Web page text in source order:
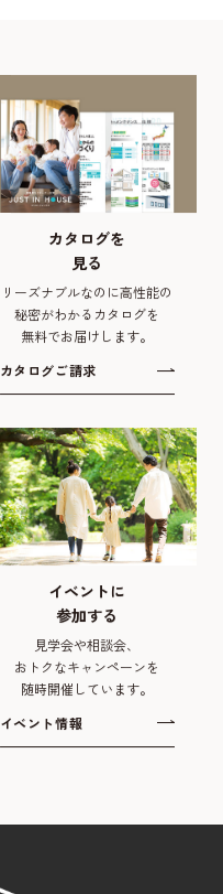
カタログを
見る
リーズナブルなのに高性能の
秘密がわかるカタログを
無料でお届けします。
カタログご請求
イベントに
参加する
見学会や相談会、
おトクなキャンペーンを
随時開催しています。
イベント情報